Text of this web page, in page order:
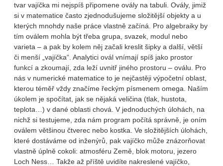
tvar vajíčka mi nejspíš připomene ovály na tabuli. Ovály, jimiž
si v matematice často zjednodušujeme složitější objekty a u
kterých mnohdy naše práce vlastně začíná. Pro algebraiky by
tím oválem mohla být třeba grupa, svazek, modul nebo
varieta – a pak by kolem něj začali kreslit šipky a další, větší
či menší „vajíčka“. Analytici ovál vnímají spíš jako prostor
funkcí a zkoumají, zda leží uvnitř jiného prostoru – oválu. Pro
nás v numerické matematice to je nejčastěji výpočetní oblast,
kterou téměř vždy značíme řeckým písmenem omega. Naším
úkolem je spočítat, jak se nějaká veličina (tlak, hustota,
teplota…) v dané oblasti chová. V jednoduchých úlohách, na
nichž si testujeme, zda nám program počítá správně, je oním
oválem většinou čtverec nebo kostka. Ve složitějších úlohách,
které dostáváme od inženýrů, pak vajíčko může znázorňovat
vlastně úplně cokoli: atmosféru Země, blok motoru, jezero
Loch Ness… Takže až příště uvidíte nakreslené vajíčko,